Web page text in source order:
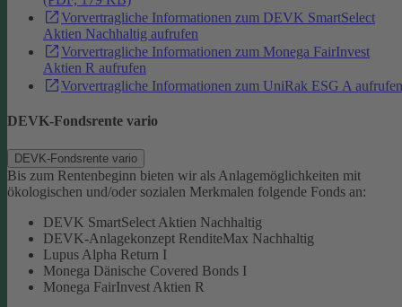
Vorvertragliche Informationen zum DEVK SmartSelect
Aktien Nachhaltig aufrufen
Vorvertragliche Informationen zum Monega FairInvest
Aktien R aufrufen
Vorvertragliche Informationen zum UniRak ESG A aufrufen
DEVK-Fondsrente vario
DEVK-Fondsrente vario
Bis zum Rentenbeginn bieten wir als Anlagemöglichkeiten mit
ökologischen und/oder sozialen Merkmalen folgende Fonds an:
DEVK SmartSelect Aktien Nachhaltig
DEVK-Anlagekonzept RenditeMax Nachhaltig
Lupus Alpha Return I
Monega Dänische Covered Bonds I
Monega FairInvest Aktien R